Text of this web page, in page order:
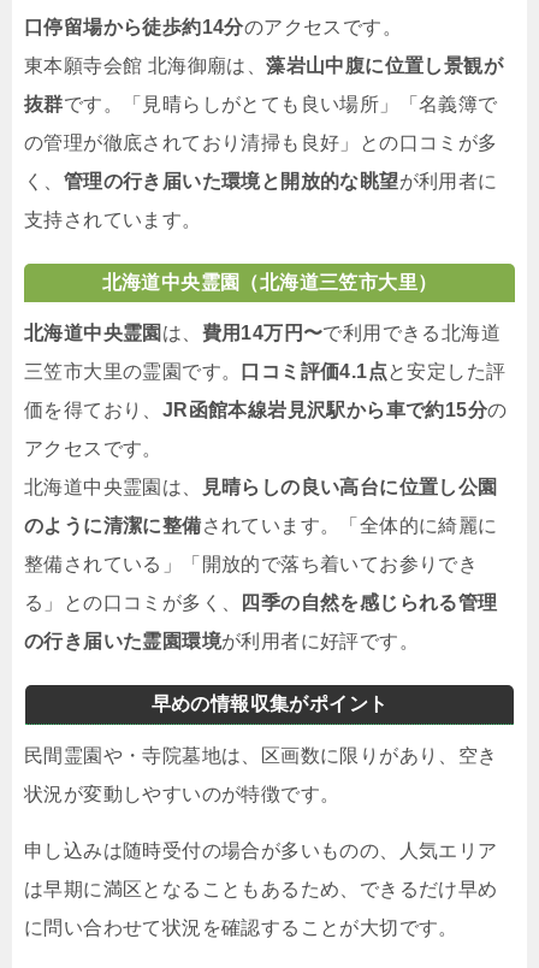
口停留場から徒歩約14分のアクセスです。
東本願寺会館 北海御廟は、藻岩山中腹に位置し景観が
抜群です。「見晴らしがとても良い場所」「名義簿で
の管理が徹底されており清掃も良好」との口コミが多
く、 管理の行き届いた環境と開放的な眺望が利用者に
支持されています。
北海道中央霊園（北海道三笠市大里）
北海道中央霊園 は、 費用14万円〜で利用できる北海道
三笠市大里の霊園です。
口コミ評価4.1点と安定した評
価を得ており、 JR函館本線岩見沢駅から車で約15分の
アクセスです。
北海道中央霊園は、
見晴らしの良い高台に位置し公園
のように清潔に整備されています。「全体的に綺麗に
整備されている」「開放的で落ち着いてお参りでき
る」との口コミが多く、
四季の自然を感じられる管理
の行き届いた霊園環境が利用者に好評です。
早めの情報収集がポイント
民間霊園や・寺院墓地は、区画数に限りがあり、空き
状況が変動しやすいのが特徴です。
申し込みは随時受付の場合が多いものの、人気エリア
は早期に満区となることもあるため、できるだけ早め
に問い合わせて状況を確認することが大切です。